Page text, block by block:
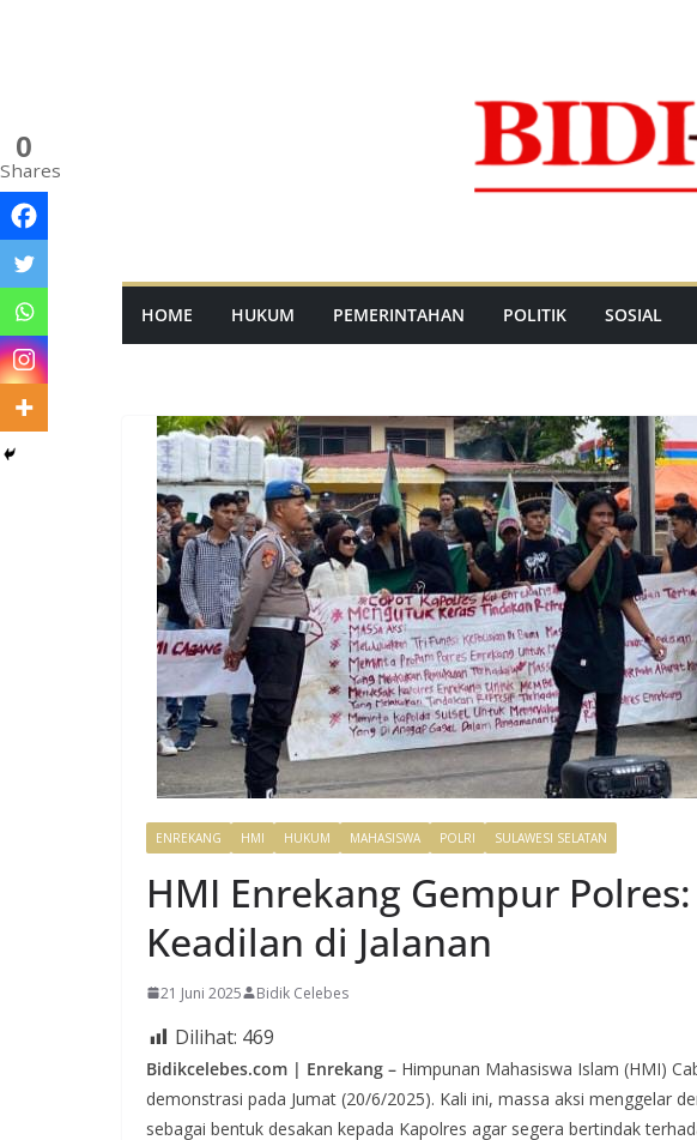
HOME HUKUM PEMERINTAHAN POLITIK SOSIAL
ENREKANG HMI HUKUM MAHASISWA POLRI SULAWESI SELATAN
HMI Enrekang Gempur
Keadilan di Jalanan
21 Juni 2025 Bidik Celebes
Dilihat: 469
Bidikcelebes.com | Enrekang – Himpunan Mahasiswa Islam (HMI)
demonstrasi pada Jumat (20/6/2025). Kali ini, massa aksi menggelar
sebagai bentuk desakan kepada Kapolres agar segera bertindak
0
Shares